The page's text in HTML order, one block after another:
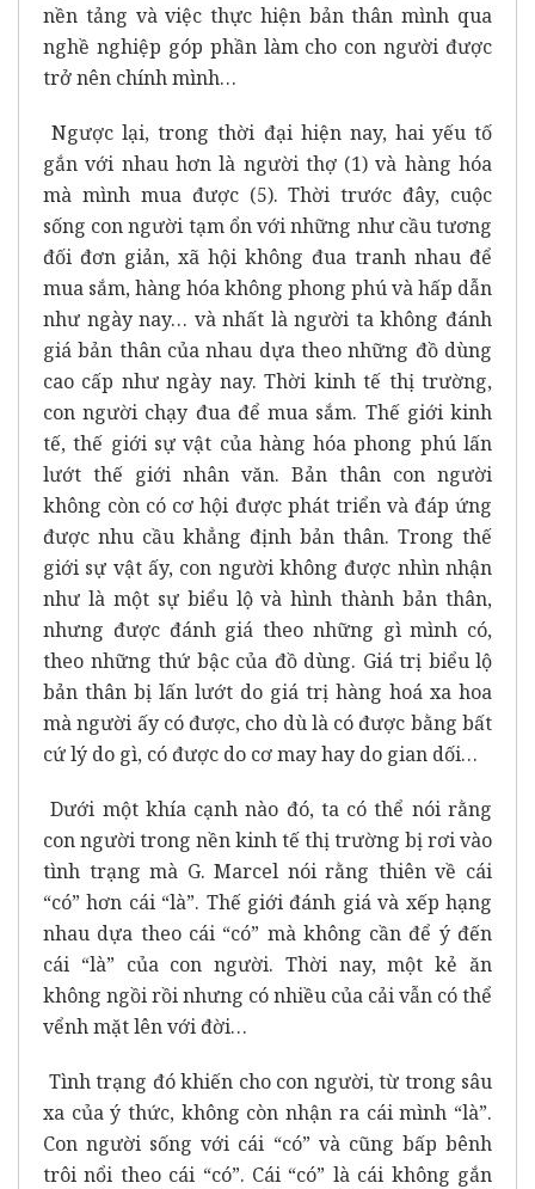
nền tảng và việc thực hiện bản thân mình qua
nghề nghiệp góp phần làm cho con người được
trở nên chính mình…
Ngược lại, trong thời đại hiện nay, hai yếu tố
gắn với nhau hơn là người thợ (1) và hàng hóa
mà mình mua được (5). Thời trước đây, cuộc
sống con người tạm ổn với những như cầu tương
đối đơn giản, xã hội không đua tranh nhau để
mua sắm, hàng hóa không phong phú và hấp dẫn
như ngày nay… và nhất là người ta không đánh
giá bản thân của nhau dựa theo những đồ dùng
cao cấp như ngày nay. Thời kinh tế thị trường,
con người chạy đua để mua sắm. Thế giới kinh
tế, thế giới sự vật của hàng hóa phong phú lấn
lướt thế giới nhân văn. Bản thân con người
không còn có cơ hội được phát triển và đáp ứng
được nhu cầu khẳng định bản thân. Trong thế
giới sự vật ấy, con người không được nhìn nhận
như là một sự biểu lộ và hình thành bản thân,
nhưng được đánh giá theo những gì mình có,
theo những thứ bậc của đồ dùng. Giá trị biểu lộ
bản thân bị lấn lướt do giá trị hàng hoá xa hoa
mà người ấy có được, cho dù là có được bằng bất
cứ lý do gì, có được do cơ may hay do gian dối…
Dưới một khía cạnh nào đó, ta có thể nói rằng
con người trong nền kinh tế thị trường bị rơi vào
tình trạng mà G. Marcel nói rằng thiên về cái
“có” hơn cái “là”. Thế giới đánh giá và xếp hạng
nhau dựa theo cái “có” mà không cần để ý đến
cái “là” của con người. Thời nay, một kẻ ăn
không ngồi rồi nhưng có nhiều của cải vẫn có thể
vểnh mặt lên với đời…
Tình trạng đó khiến cho con người, từ trong sâu
xa của ý thức, không còn nhận ra cái mình “là”.
Con người sống với cái “có” và cũng bấp bênh
trôi nổi theo cái “có”. Cái “có” là cái không gắn